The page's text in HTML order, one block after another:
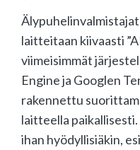
laitteitaan kiivaasti
viimeisimmät
Engine ja Googlen
rakennettu
laitteella
ihan hyödyllisiäkin,